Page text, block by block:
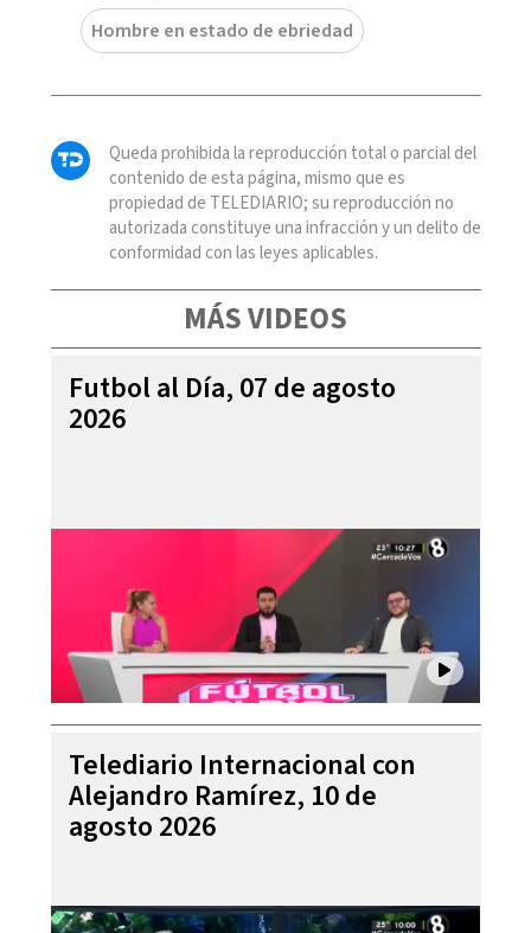
Hombre en estado de ebriedad
Queda prohibida la reproducción total o parcial del
contenido de esta página, mismo que es
propiedad de TELEDIARIO; su reproducción no
autorizada constituye una infracción y un delito de
conformidad con las leyes aplicables.
MÁS VIDEOS
Futbol al Día, 07 de agosto
2026
Telediario Internacional con
Alejandro Ramírez, 10 de
agosto 2026